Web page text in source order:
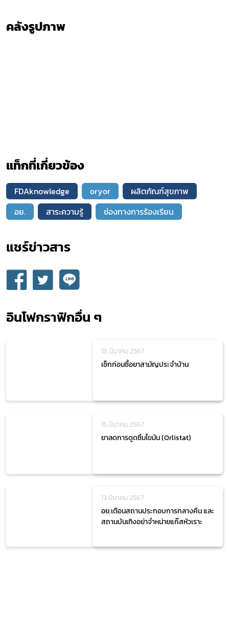
คลังรูปภาพ
แท็กที่เกี่ยวข้อง
FDAknowledge oryor
ผลิตภัณฑ์สุขภาพ
อย.
สาระความรู้ ช่องทางการร้องเรียน
แชร์ข่าวสาร​
อินโฟกราฟิกอื่น ๆ
18 มีนาคม 2567
เช็กก่อนซื้อยาสามัญประจำบ้าน
15 มีนาคม 2567
ยาลดการดูดซึมไขมัน (Orlistat)
13 มีนาคม 2567
อย.เตือนสถานประกอบการกลางคืน และ
สถานบันเทิงอย่าจำหน่ายแก๊สหัวเราะ